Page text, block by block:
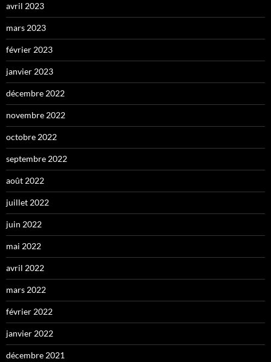
avril 2023
mars 2023
février 2023
janvier 2023
décembre 2022
novembre 2022
octobre 2022
septembre 2022
août 2022
juillet 2022
juin 2022
mai 2022
avril 2022
mars 2022
février 2022
janvier 2022
décembre 2021